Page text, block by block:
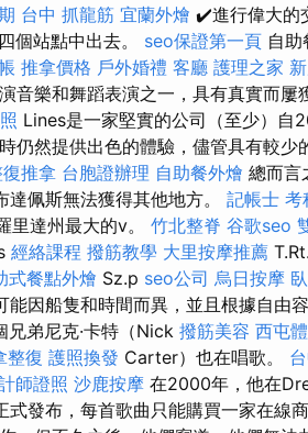
台中 抓龍筋 宜蘭外燴 ✔️進行偉大的
個站點中出去。 seo保證第一頁 自
推拿價格 戶外婚禮 客廳 護理之家
音樂和舞蹈表演之一，具有真實而屢
Lines是一家堅實的公司（至少）
仍然提供出色的體驗，儘管具有較少
推拿 台胞證辦理 自助餐外燴 總而言
佩斯無法獲得其他地方。 記帳士 考
里達州最大的v。 竹北整脊 谷歌seo
經絡課程 撥筋教學 大里按摩推薦
式餐點外燴 Sz.p seo公司 烏日按摩
因船隻和時間而異，並且根據自由
兄弟尼克·卡特（Nick 撥筋美容 西屯
整復 護照換發 Carter）也在唱歌。
師證照 沙鹿按摩 在2000年，他在
發布，每首歌曲只能購買一家在線